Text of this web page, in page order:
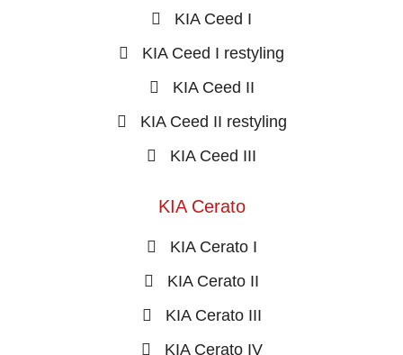
KIA Ceed I
KIA Ceed I restyling
KIA Ceed II
KIA Ceed II restyling
KIA Ceed III
KIA Cerato
KIA Cerato I
KIA Cerato II
KIA Cerato III
KIA Cerato IV